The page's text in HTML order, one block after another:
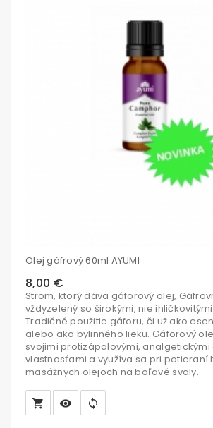
Olej gáfrový 60ml AYUMI
8,00 €
Strom, ktorý dáva gáforový olej,
vždyzelený so širokými, nie
Tradičné použitie gáforu, či už ako
alebo ako bylinného lieku. Gáforový
svojimi protizápalovými,
vlastnosťami a využíva sa pri potieraní
masážnych olejoch na boľavé svaly.
local_grocery_store visibility sync